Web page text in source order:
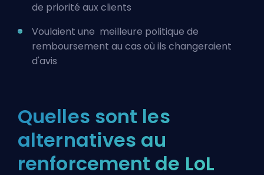
de priorité aux clients
Voulaient une meilleure politique de
remboursement au cas où ils changeraient
d'avis
Quelles sont les
alternatives au
renforcement de LoL